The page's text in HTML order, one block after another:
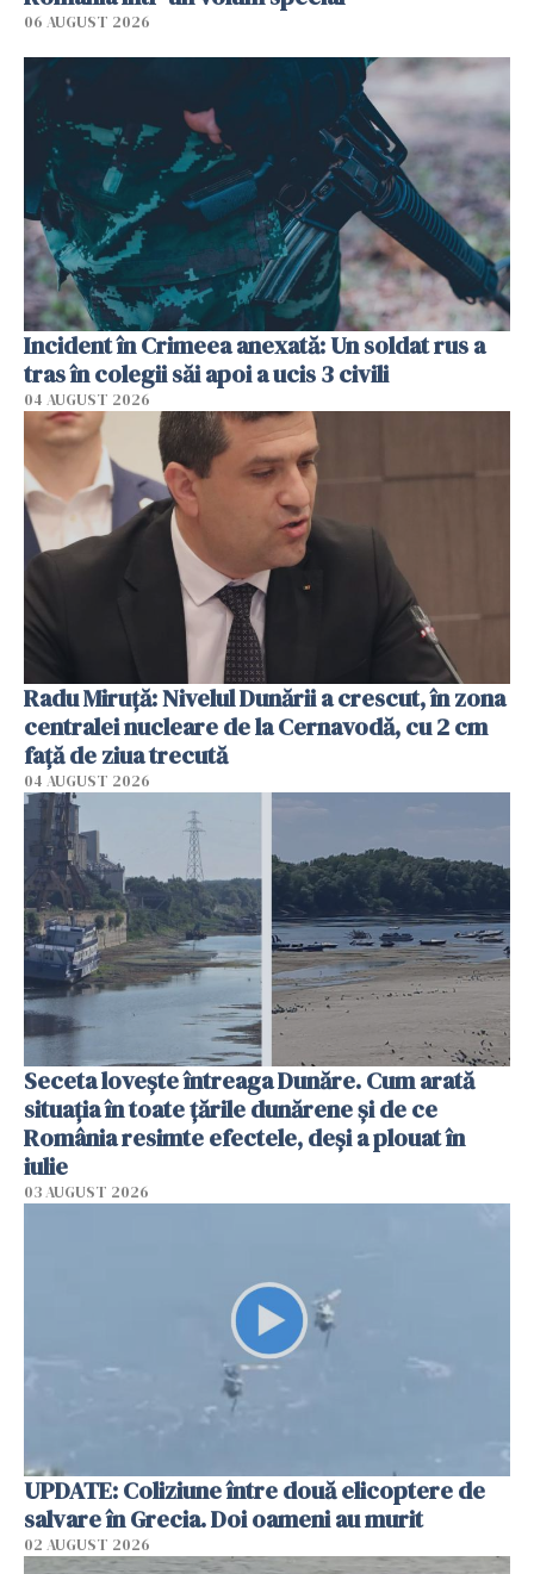
06 AUGUST 2026
Incident în Crimeea anexată: Un soldat rus a
tras în colegii săi apoi a ucis 3 civili
04 AUGUST 2026
Radu Miruţă: Nivelul Dunării a crescut, în zona
centralei nucleare de la Cernavodă, cu 2 cm
faţă de ziua trecută
04 AUGUST 2026
Seceta lovește întreaga Dunăre. Cum arată
situația în toate țările dunărene și de ce
România resimte efectele, deși a plouat în
iulie
03 AUGUST 2026
UPDATE: Coliziune între două elicoptere de
salvare în Grecia. Doi oameni au murit
02 AUGUST 2026